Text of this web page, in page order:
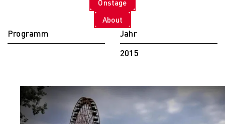
Creative
Management
Master Lecture
Studies
Fashion and Design
Onstage
About
Programm
Jahr
2015